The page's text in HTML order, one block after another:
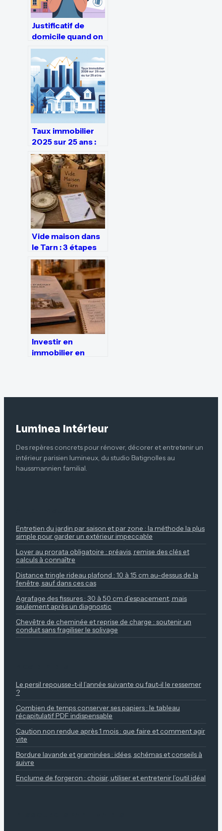
Justificatif de
domicile quand on
habite chez ses
parents : solutions
simples et
acceptées
Taux immobilier
2025 sur 25 ans :
prévisions,
conseils et
stratégies
gagnantes
Vide maison dans
le Tarn : 3 étapes
pour organiser
votre vente
légalement
Investir en
immobilier en
vigilance
Luminea Intérieur
Des repères concrets pour rénover, décorer et entretenir un
intérieur parisien lumineux, du studio Batignolles au
haussmannien familial.
Entretien du jardin par saison et par zone : la méthode la plus
simple pour garder un extérieur impeccable
Loyer au prorata obligatoire : préavis, remise des clés et
calculs à connaître
Distance tringle rideau plafond : 10 à 15 cm au-dessus de la
fenêtre, sauf dans ces cas
Agrafage des fissures : 30 à 50 cm d’espacement, mais
seulement après un diagnostic
Chevêtre de cheminée et reprise de charge : soutenir un
conduit sans fragiliser le solivage
Le persil repousse-t-il l’année suivante ou faut-il le ressemer
?
Combien de temps conserver ses papiers : le tableau
récapitulatif PDF indispensable
Caution non rendue après 1 mois : que faire et comment agir
vite
Bordure lavande et graminées : idées, schémas et conseils à
suivre
Enclume de forgeron : choisir, utiliser et entretenir l’outil idéal